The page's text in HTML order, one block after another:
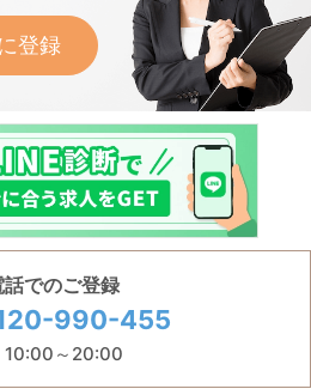
登録
話でのご登録
990-455
10:00～20:00